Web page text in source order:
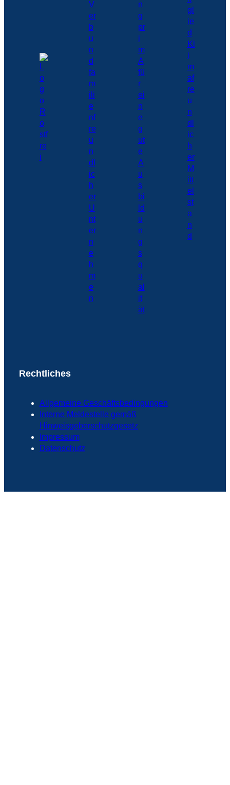
Rechtliches
Allgemeine Geschäftsbedingungen
Interne Meldestelle gemäß
Hinweisgeberschutzgesetz
Impressum
Datenschutz